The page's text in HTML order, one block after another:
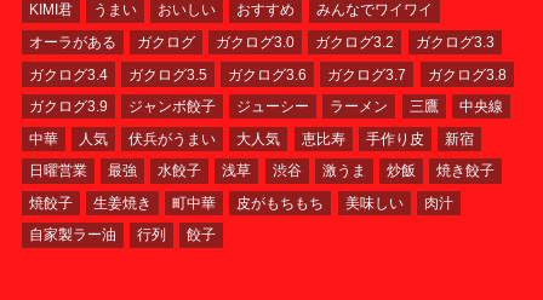
KIMI君 うまい おいしい おすすめ
みんなでワイワイ
オーラがある
ガクログ ガクログ3.0 ガクログ3.2
ガクログ3.3
ガクログ3.4
ガクログ3.5 ガクログ3.6 ガクログ3.7
ガクログ3.8
ガクログ3.9
ジャンボ餃子 ジューシー ラーメン 三鷹
中央線
中華
人気 伏兵がうまい 大人気 恵比寿 手作り皮
新宿
日曜営業
最強 水餃子 浅草 渋谷 激うま 炒飯
焼き餃子
焼餃子
生姜焼き 町中華 皮がもちもち 美味しい
肉汁
自家製ラー油
行列 餃子